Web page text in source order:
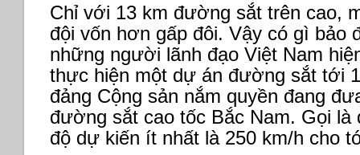
Chỉ với 13 km đường sắt trên cao,
đội vốn hơn gấp đôi. Vậy có gì bảo
những người lãnh đạo Việt Nam
thực hiện một dự án đường sắt tới
đảng Cộng sản nắm quyền đang
đường sắt cao tốc Bắc Nam. Gọi
độ dự kiến ít nhất là 250 km/h cho